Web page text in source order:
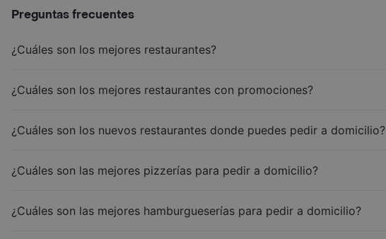
Preguntas frecuentes
¿Cuáles son los mejores restaurantes?
¿Cuáles son los mejores restaurantes con promociones?
¿Cuáles son los nuevos restaurantes donde puedes pedir a domicilio?
¿Cuáles son las mejores pizzerías para pedir a domicilio?
¿Cuáles son las mejores hamburgueserías para pedir a domicilio?